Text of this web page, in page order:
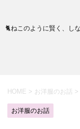
🐈ねこのように賢く、し
HOME > お洋服のお話 >
お洋服のお話